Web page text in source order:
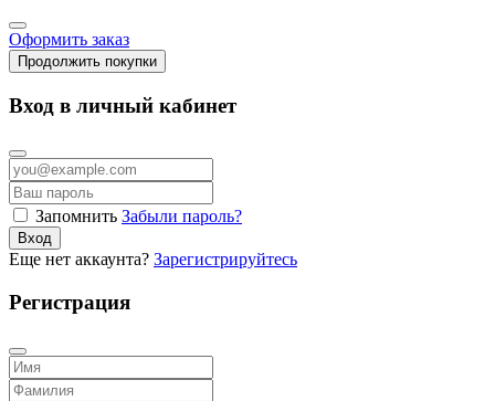
Оформить заказ
Продолжить покупки
Вход в личный кабинет
Запомнить Забыли пароль?
Вход
Еще нет аккаунта? Зарегистрируйтесь
Регистрация